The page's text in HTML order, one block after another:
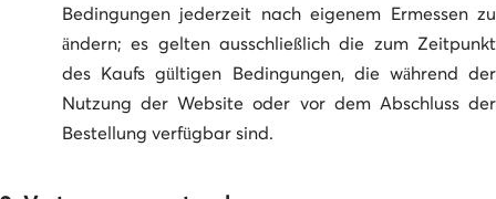
Bedingungen jederzeit nach eigenem Ermessen zu
ändern; es gelten ausschließlich die zum Zeitpunkt
des Kaufs gültigen Bedingungen, die während der
Nutzung der Website oder vor dem Abschluss der
Bestellung verfügbar sind.